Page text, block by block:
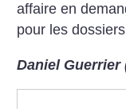
affaire en
pour les
Daniel Guerrier